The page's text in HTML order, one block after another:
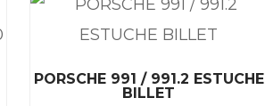
PORSCHE 991 / 991.2 ESTUCHE
BILLET